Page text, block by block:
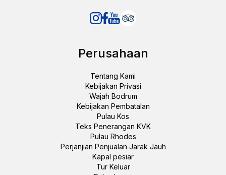
Perusahaan
Tentang Kami
Kebijakan Privasi
Wajah Bodrum
Kebijakan Pembatalan
Pulau Kos
Teks Penerangan KVK
Pulau Rhodes
Perjanjian Penjualan Jarak Jauh
Kapal pesiar
Tur Keluar